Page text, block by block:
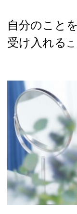
自分のことを
受け入れる